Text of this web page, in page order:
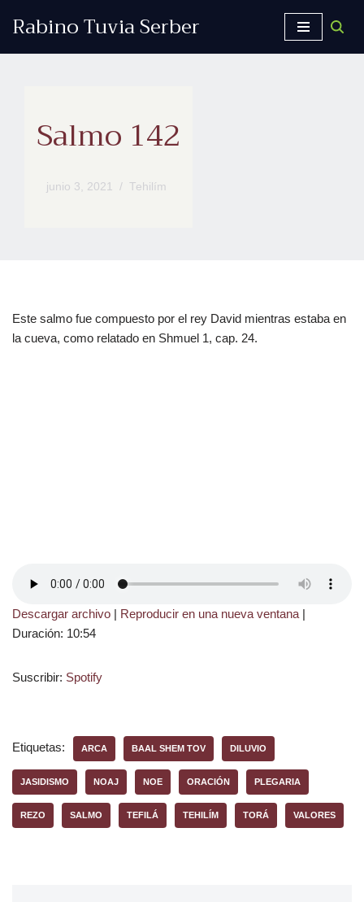
Rabino Tuvia Serber
Salmo 142
junio 3, 2021 Tehilím
Este salmo fue compuesto por el rey David mientras estaba en
la cueva, como relatado en Shmuel 1, cap. 24.
Descargar archivo | Reproducir en una nueva ventana |
Duración: 10:54
Suscribir: Spotify
Etiquetas: ARCA BAAL SHEM TOV DILUVIO
JASIDISMO NOAJ NOE ORACIÓN PLEGARIA
REZO SALMO TEFILÁ TEHILÍM TORÁ VALORES